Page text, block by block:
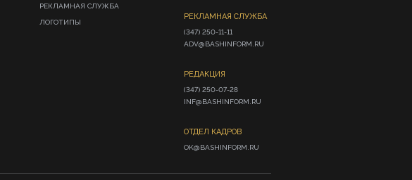
РЕКЛАМНАЯ СЛУЖБА
ЛОГОТИПЫ
РЕКЛАМНАЯ СЛУЖБА
(347) 250-11-11
ADV@BASHINFORM.RU
РЕДАКЦИЯ
(347) 250-07-28
INF@BASHINFORM.RU
ОТДЕЛ КАДРОВ
OK@BASHINFORM.RU